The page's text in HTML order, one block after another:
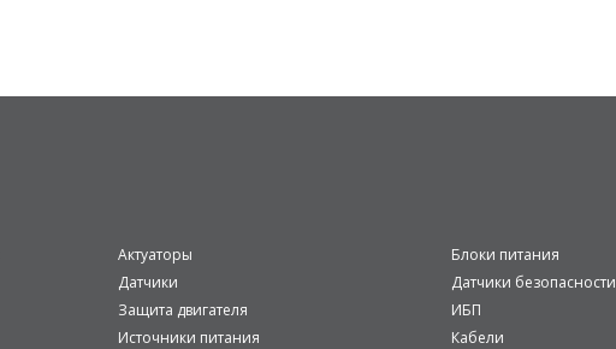
Актуаторы
Блоки питания
Датчики
Датчики безопасности
Защита двигателя
ИБП
Источники питания
Кабели